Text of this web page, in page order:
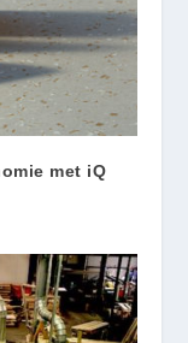
met iQ